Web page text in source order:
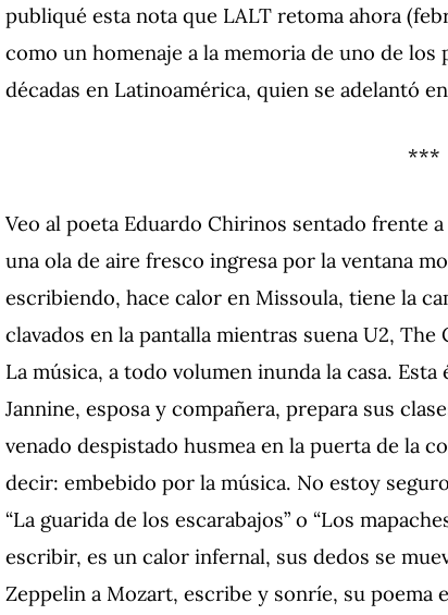
publiqué esta nota que LALT retoma ahora
como un homenaje a la memoria de uno de
décadas en Latinoamérica, quien se adelantó
***
Veo al poeta Eduardo Chirinos sentado frente
una ola de aire fresco ingresa por la ventana
escribiendo, hace calor en Missoula, tiene la
clavados en la pantalla mientras suena U2, The
La música, a todo volumen inunda la casa.
Jannine, esposa y compañera, prepara sus
venado despistado husmea en la puerta de la
decir: embebido por la música. No estoy
“La guarida de los escarabajos” o “Los
escribir, es un calor infernal, sus dedos se
Zeppelin a Mozart, escribe y sonríe, su poema